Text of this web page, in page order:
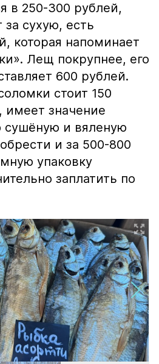
в 250-300 рублей,
за сухую, есть
которая напоминает
Лещ покрупнее, его
600 рублей.
стоит 150
имеет значение
сушёную и вяленую
и за 500-800
упаковку
заплатить по